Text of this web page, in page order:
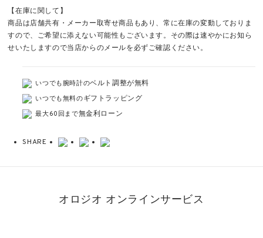
【在庫に関して】
商品は店舗共有・メーカー取寄せ商品もあり、常に在庫の変動しておりま
すので、ご希望に添えない可能性もございます。その際は速やかにお知ら
せいたしますので当店からのメールを必ずご確認ください。
いつでも腕時計のベルト調整が無料
いつでも無料のギフトラッピング
最大60回まで無金利ローン
SHARE
オロジオ オンラインサービス